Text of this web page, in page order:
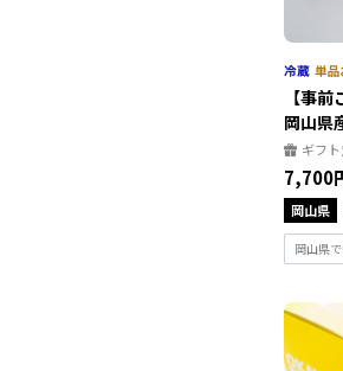
【事
岡山県
ギフ
7,700
岡山県
岡山県